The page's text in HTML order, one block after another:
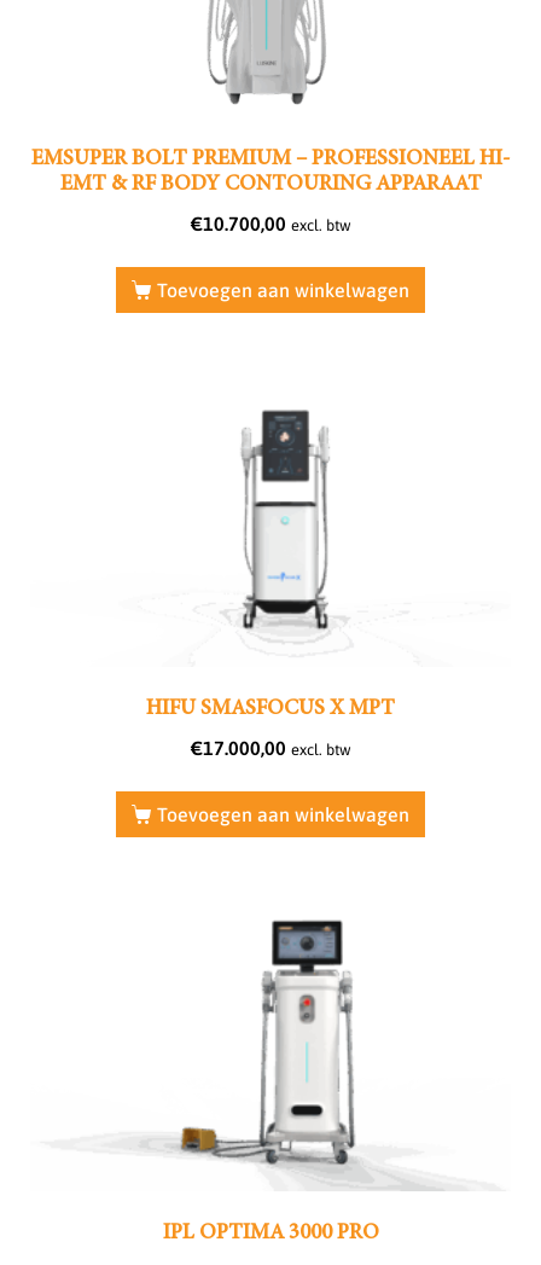
EMSUPER BOLT PREMIUM – PROFESSIONEEL HI-
EMT & RF BODY CONTOURING APPARAAT
€10.700,00 excl. btw
Toevoegen aan winkelwagen
HIFU SMASFOCUS X MPT
€17.000,00 excl. btw
Toevoegen aan winkelwagen
IPL OPTIMA 3000 PRO